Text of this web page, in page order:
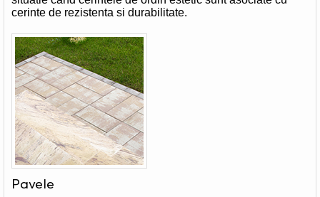
cerinte de rezistenta si durabilitate.
Pavele